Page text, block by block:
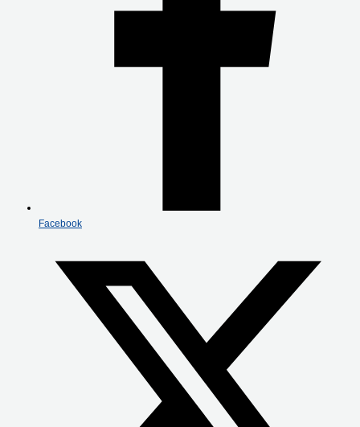
Facebook